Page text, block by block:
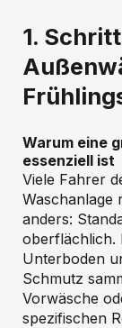
1.
Warum eine
essenziell ist
Viele Fahrer
Waschanlage
anders:
oberflächlich.
Unterboden
Schmutz
Vorwäsche
spezifischen